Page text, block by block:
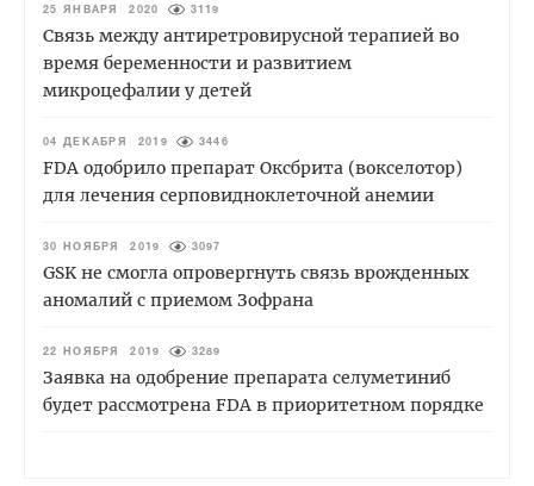
25 ЯНВАРЯ 2020 3119
Связь между антиретровирусной терапией во
время беременности и развитием
микроцефалии у детей
04 ДЕКАБРЯ 2019 3446
FDA одобрило препарат Оксбрита (вокселотор)
для лечения серповидноклеточной анемии
30 НОЯБРЯ 2019 3097
GSK не смогла опровергнуть связь врожденных
аномалий с приемом Зофрана
22 НОЯБРЯ 2019 3289
Заявка на одобрение препарата селуметиниб
будет рассмотрена FDA в приоритетном порядке